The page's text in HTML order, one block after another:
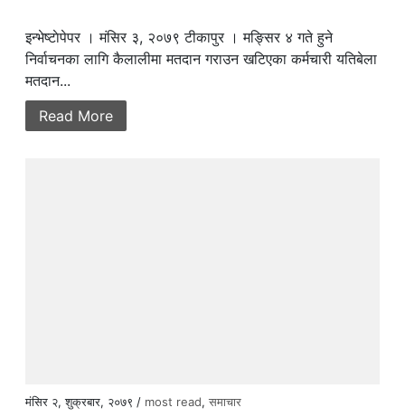
इन्भेष्टाेपेपर । मंसिर ३, २०७९ टीकापुर । मङ्सिर ४ गते हुने
निर्वाचनका लागि कैलालीमा मतदान गराउन खटिएका कर्मचारी यतिबेला
मतदान...
Read More
मंसिर २, शुक्रबार, २०७९ / most read,समाचार